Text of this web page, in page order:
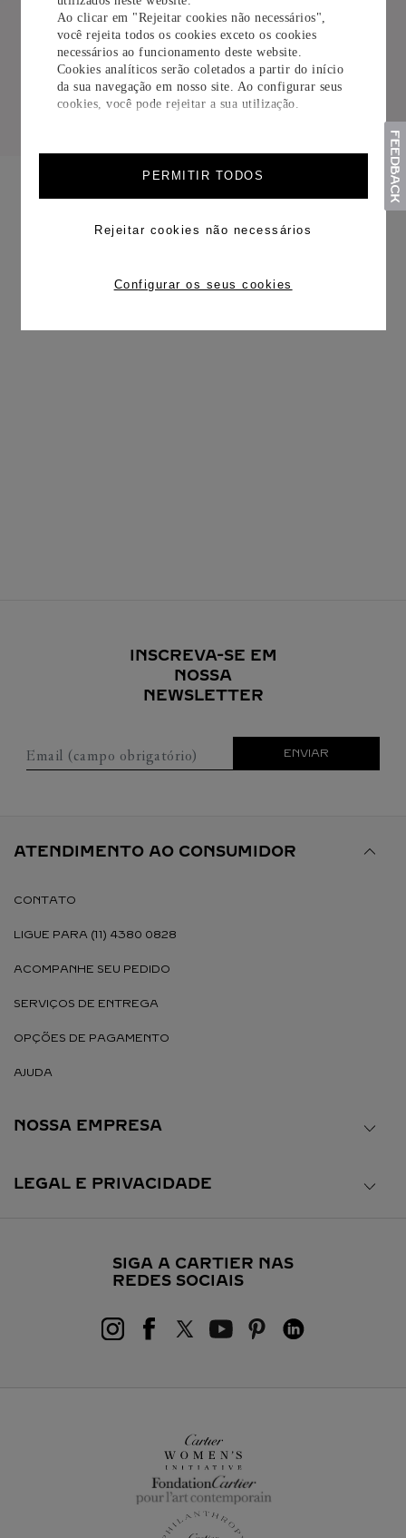
Ao clicar em "Rejeitar cookies não necessários",
você rejeita todos os cookies exceto os cookies
necessários ao funcionamento deste website.
Cookies analíticos serão coletados a partir do início
da sua navegação em nosso site. Ao configurar seus
cookies, você pode rejeitar a sua utilização.
PERMITIR TODOS
Rejeitar cookies não necessários
Configurar os seus cookies
INSCREVA-SE EM
NOSSA
NEWSLETTER
Email (campo obrigatório) ENVIAR
ATENDIMENTO AO CONSUMIDOR
CONTATO
LIGUE PARA (11) 4380 0828
ACOMPANHE SEU PEDIDO
SERVIÇOS DE ENTREGA
OPÇÕES DE PAGAMENTO
AJUDA
NOSSA EMPRESA
LEGAL E PRIVACIDADE
SIGA A CARTIER NAS
REDES SOCIAIS